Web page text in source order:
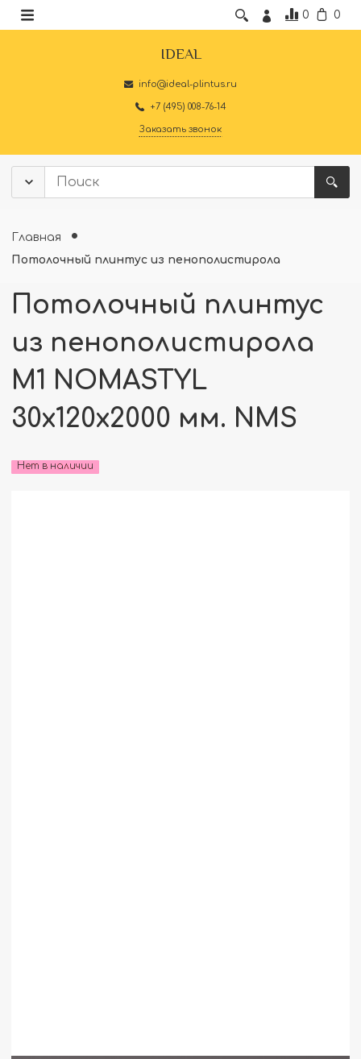
0 0
IDEAL
info@ideal-plintus.ru
+7 (495) 008-76-14
Заказать звонок
Главная
Потолочный плинтус из пенополистирола
Потолочный плинтус
из пенополистирола
M1 NOMASTYL
30x120x2000 мм. NMS
Нет в наличии